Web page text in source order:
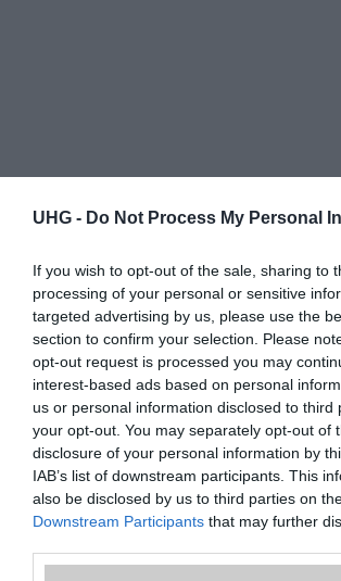
UHG - Do Not Process My Personal
If you wish to opt-out of the sale, sharing to
processing of your personal or sensitive
targeted advertising by us, please use the
section to confirm your selection. Please
opt-out request is processed you may
interest-based ads based on personal
us or personal information disclosed to third
your opt-out. You may separately opt-out of
disclosure of your personal information by
IAB’s list of downstream participants. This
also be disclosed by us to third parties on
Downstream Participants that may further
Egy oldalon találat
Bolt neve
Részlete Állapo Szí
Bruttó ár
További ajánlatok
Planet GSM
Budaörs
113
(ne. 113